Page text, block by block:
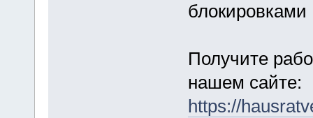
блокировками
Получите
нашем сайте:
https://